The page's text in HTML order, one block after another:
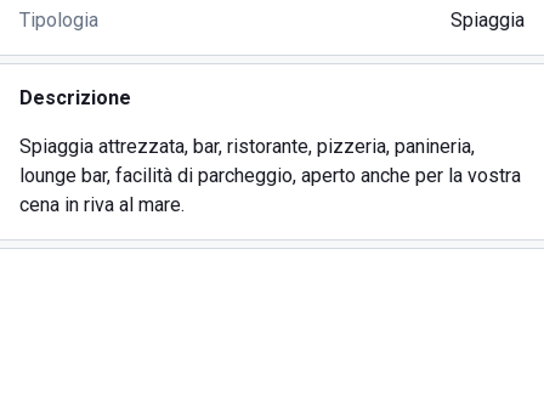
Tipologia Spiaggia
Descrizione
Spiaggia attrezzata, bar, ristorante, pizzeria, panineria,
lounge bar, facilità di parcheggio, aperto anche per la vostra
cena in riva al mare.